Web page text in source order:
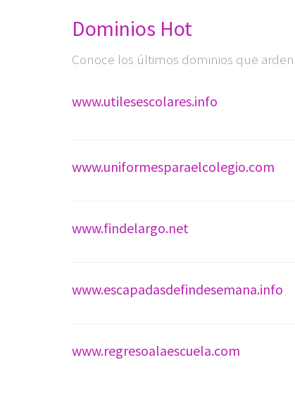
Dominios Hot
Conoce los últimos dominios que
www.utilesescolares.info
www.uniformesparaelcolegio.com
www.findelargo.net
www.escapadasdefindesemana.info
www.regresoalaescuela.com